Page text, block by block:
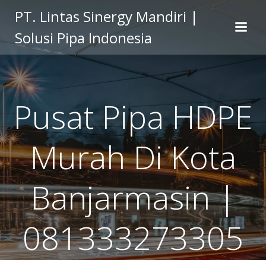
to
content
PT. Lintas Sinergy Mandiri |
Solusi Pipa Indonesia
Pusat Pipa HDPE
Murah Di Kota
Banjarmasin |
081333273305